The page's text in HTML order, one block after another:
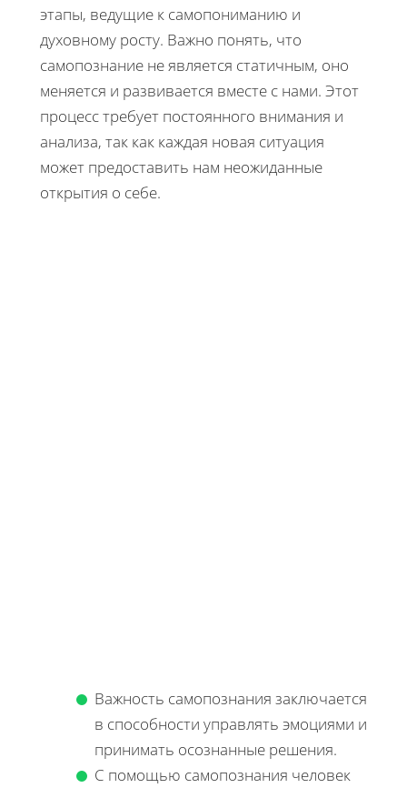
этапы, ведущие к самопониманию и
духовному росту. Важно понять, что
самопознание не является статичным, оно
меняется и развивается вместе с нами. Этот
процесс требует постоянного внимания и
анализа, так как каждая новая ситуация
может предоставить нам неожиданные
открытия о себе.
Важность самопознания заключается
в способности управлять эмоциями и
принимать осознанные решения.
С помощью самопознания человек